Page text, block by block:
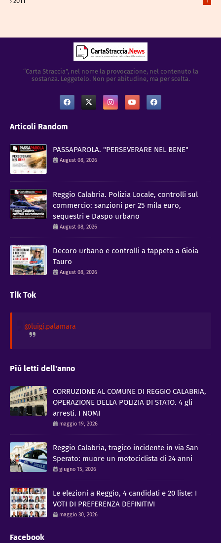
“Carta Straccia”, nel nome la provocazione, nel contenuto la
sostanza. Leggetelo. Non per abitudine, ma per scelta.
Articoli Random
PASSAPAROLA. "PERSEVERARE NEL BENE"
August 08, 2026
Reggio Calabria. Polizia Locale, controlli sul
commercio: sanzioni per 25 mila euro,
sequestri e Daspo urbano
August 08, 2026
Decoro urbano e controlli a tappeto a Gioia
Tauro
August 08, 2026
Tik Tok
@luigi.palamara
Più letti dell'anno
CORRUZIONE AL COMUNE DI REGGIO CALABRIA,
OPERAZIONE DELLA POLIZIA DI STATO. 4 gli
arresti. I NOMI
maggio 19, 2026
Reggio Calabria, tragico incidente in via San
Sperato: muore un motociclista di 24 anni
giugno 15, 2026
Le elezioni a Reggio, 4 candidati e 20 liste: I
VOTI DI PREFERENZA DEFINITIVI
maggio 30, 2026
Facebook